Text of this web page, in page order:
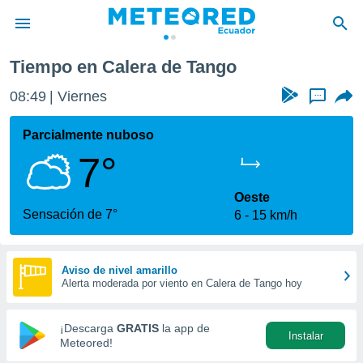
de
ha
que se
calidad.
a este
las
forma
digital
basada
Tiempo en Calera de Tango
08:49 Viernes ...
Parcialmente nuboso
7°
Sensación de 7°
Oeste
6
15 km/h
Aviso de nivel amarillo
Alerta moderada por viento en Calera de Tango hoy
¡Descarga GRATIS la app de
Meteored!
Instalar